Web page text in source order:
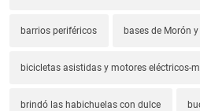
barrios periféricos bases de Morón y
bicicletas asistidas y motores eléctricos-
brindó las habichuelas con dulce